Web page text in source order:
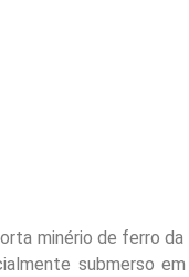
minério de ferro
submerso